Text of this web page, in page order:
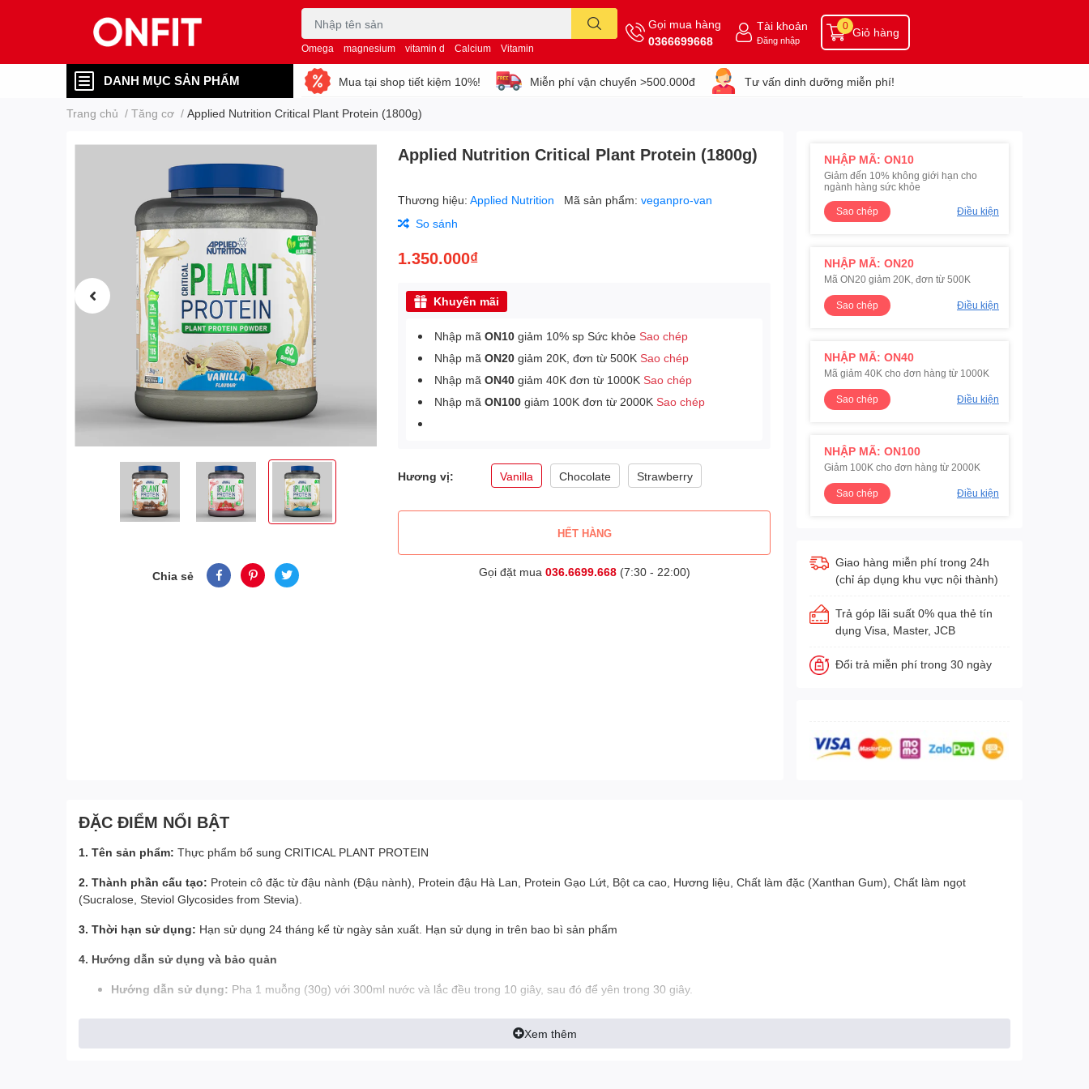
Omega magnesium vitamin d Calcium Vitamin
Gọi mua hàng
0366699668
Tài khoản
Đăng nhập
Giỏ hàng
0
DANH MỤC SẢN PHẨM Mua tại shop tiết kiệm 10%! Miễn phí vận chuyển >500.000đ Tư vấn dinh dưỡng miễn phí!
Trang chủ / Tăng cơ / Applied Nutrition Critical Plant Protein (1800g)
Chia sẻ
Applied Nutrition Critical Plant Protein (1800g)
Thương hiệu:Applied Nutrition Mã sản phẩm:veganpro-van
So sánh
1.350.000₫
Khuyến mãi
Nhập mãON10 giảm 10% sp Sức khỏeSao chép
Nhập mãON20 giảm 20K, đơn từ 500KSao chép
Nhập mãON40 giảm 40K đơn từ 1000KSao chép
Nhập mãON100 giảm 100K đơn từ 2000KSao chép
Hương vị: Vanilla Chocolate Strawberry
HẾT HÀNG
Gọi đặt mua 036.6699.668(7:30 - 22:00)
NHẬP MÃ: ON10
Giảm đến 10% không giới hạn cho
ngành hàng sức khỏe
Sao chép
Điều kiện
NHẬP MÃ: ON20
Mã ON20 giảm 20K, đơn từ 500K
Sao chép Điều kiện
NHẬP MÃ: ON40
Mã giảm 40K cho đơn hàng từ 1000K
Sao chép Điều kiện
NHẬP MÃ: ON100
Giảm 100K cho đơn hàng từ 2000K
Sao chép Điều kiện
Giao hàng miễn phí trong 24h
(chỉ áp dụng khu vực nội thành)
Trả góp lãi suất 0% qua thẻ tín
dụng Visa, Master, JCB
Đổi trả miễn phí trong 30 ngày
ĐẶC ĐIỂM NỔI BẬT
1. Tên sản phẩm: Thực phẩm bổ sung CRITICAL PLANT PROTEIN
2. Thành phần cấu tạo: Protein cô đặc từ đậu nành (Đậu nành), Protein đậu Hà Lan, Protein Gạo Lứt, Bột ca cao, Hương liệu, Chất làm đặc (Xanthan Gum), Chất làm ngọt
(Sucralose, Steviol Glycosides from Stevia).
3. Thời hạn sử dụng: Hạn sử dụng 24 tháng kể từ ngày sản xuất. Hạn sử dụng in trên bao bì sản phẩm
4. Hướng dẫn sử dụng và bảo quản
Hướng dẫn sử dụng: Pha 1 muỗng (30g) với 300ml nước và lắc đều trong 10 giây, sau đó để yên trong 30 giây.
Bảo quản:Để nơi khô ráo, thoáng mát, tránh xa tầm tay trẻ em
Lưu ý:Kiểm tra với chuyên gia y tế có trình độ trước khi sử dụng sản phẩm này nếu bạn dưới 18 tuổi, đang mang thai hoặc đang cho con bú hoặc nếu bạn có bất kỳ tình trạng bệnh
Xem thêm